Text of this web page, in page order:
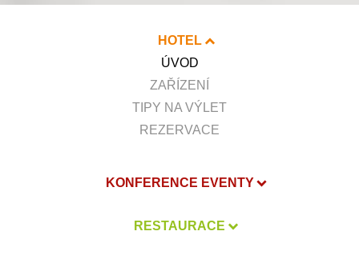
HOTEL
ÚVOD
ZAŘÍZENÍ
TIPY NA VÝLET
REZERVACE
KONFERENCE EVENTY
RESTAURACE